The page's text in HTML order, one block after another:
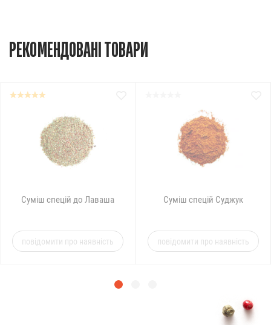
РЕКОМЕНДОВАНІ ТОВАРИ
Суміш спецій до Лаваша
повідомити про наявність
Суміш спецій Суджук
повідомити про наявність